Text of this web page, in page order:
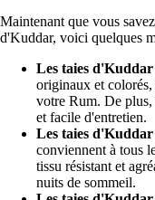
Maintenant que vous
d'Kuddar, voici quelques
Les taies
originaux et colorés,
votre Rum. De plus,
et facile d'entretien.
Les taies
conviennent à tous
tissu résistant et
nuits de sommeil.